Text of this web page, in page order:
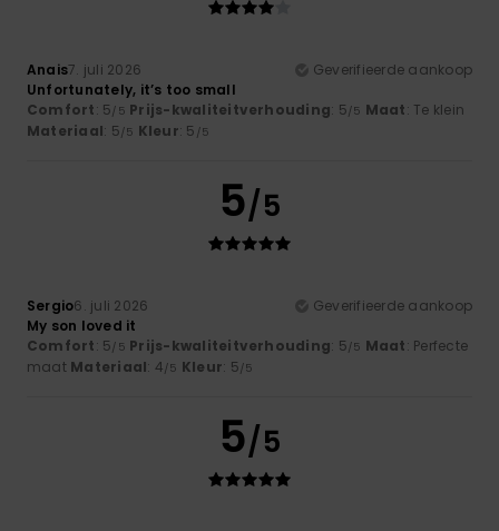
Anais7. juli 2026
Geverifieerde aankoop
Unfortunately, it’s too small
Comfort: 5/5 Prijs-kwaliteitverhouding: 5/5 Maat: Te klein
Materiaal: 5/5 Kleur: 5 /5
5/5
Sergio6. juli 2026
Geverifieerde aankoop
My son loved it
Comfort: 5/5 Prijs-kwaliteitverhouding: 5/5 Maat: Perfecte
maat Materiaal: 4/5 Kleur: 5/5
5/5